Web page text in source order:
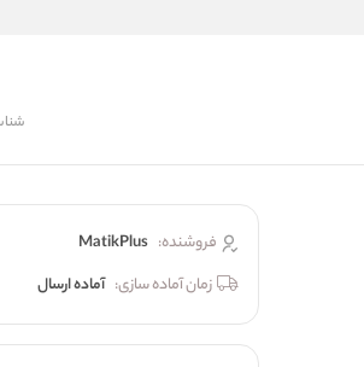
فروشنده: MatikPlus
زمان آماده سازی: آماده ارسال